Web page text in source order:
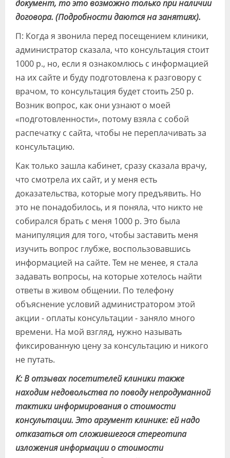
документ, то это возможно только при наличии
договора. (Подробности даются на занятиях).
П: Когда я звонила перед посещением клиники,
администратор сказала, что консультация стоит
1000 р., но, если я ознакомлюсь с информацией
на их сайте и буду подготовлена к разговору с
врачом, то консультация будет стоить 250 р.
Возник вопрос, как они узнают о моей
«подготовленности», потому взяла с собой
распечатку с сайта, чтобы не переплачивать за
консультацию.
Как только зашла кабинет, сразу сказала врачу,
что смотрела их сайт, и у меня есть
доказательства, которые могу предъявить. Но
это не понадобилось, и я поняла, что никто не
собирался брать с меня 1000 р. Это была
манипуляция для того, чтобы заставить меня
изучить вопрос глубже, воспользовавшись
информацией на сайте. Тем не менее, я стала
задавать вопросы, на которые хотелось найти
ответы в живом общении. По телефону
объяснение условий администратором этой
акции - оплаты консультации - заняло много
времени. На мой взгляд, нужно называть
фиксированную цену за консультацию и никого
не путать.
К: В отзывах посетителей клиники также
находим недовольства по поводу непродуманной
тактики информирования о стоимости
консультации. Это аргумент клинике: ей надо
отказаться от сложившегося стереотипа
изложения информации о стоимости